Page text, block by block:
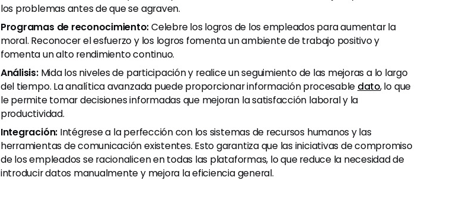
los problemas antes de que se agraven.
Programas de reconocimiento:Celebre los logros de los empleados para aumentar la
moral. Reconocer el esfuerzo y los logros fomenta un ambiente de trabajo positivo y
fomenta un alto rendimiento continuo.
Análisis:Mida los niveles de participación y realice un seguimiento de las mejoras a lo largo
del tiempo. La analítica avanzada puede proporcionar información procesable dato, lo que
le permite tomar decisiones informadas que mejoran la satisfacción laboral y la
productividad.
Integración: Intégrese a la perfección con los sistemas de recursos humanos y las
herramientas de comunicación existentes. Esto garantiza que las iniciativas de compromiso
de los empleados se racionalicen en todas las plataformas, lo que reduce la necesidad de
introducir datos manualmente y mejora la eficiencia general.